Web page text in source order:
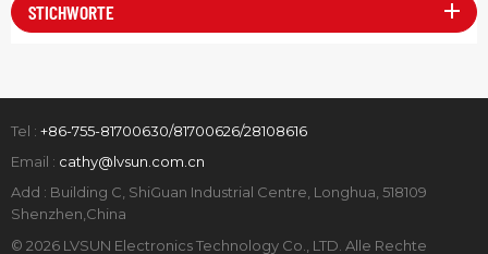
STICHWORTE
Tel : +86-755-81700630/81700626/28108616
Email : cathy@lvsun.com.cn
Add : Building C, ShiGuan Industrial Centre, Longhua, 518109
Shenzhen,China
© 2026 LVSUN Electronics Technology Co., LTD. Alle Rechte